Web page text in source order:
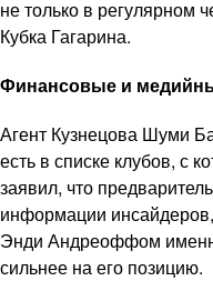
не только в регулярном
Кубка Гагарина.
Финансовые и
Агент Кузнецова Шуми
есть в списке клубов, с
заявил, что
информации
Энди Андреоффом
сильнее на его позицию.